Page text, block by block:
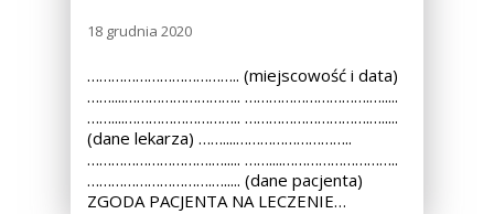
18 grudnia 2020
……………………………….. (miejscowość i data)
……....……………………….. ………………………….….....
……....……………………….. ………………………….….....
(dane lekarza) ……....………………………..
………………………….…..... ……....………………………..
………………………….…..... (dane pacjenta)
ZGODA PACJENTA NA LECZENIE…